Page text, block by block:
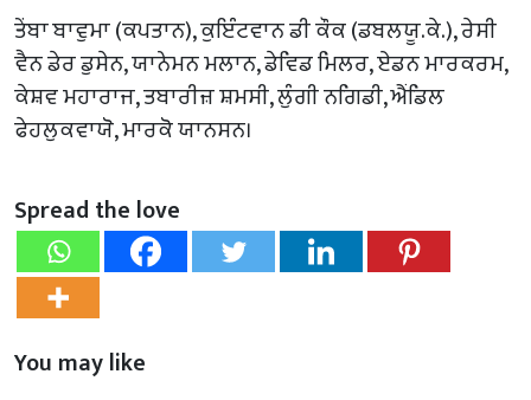
ਤੇਂਬਾ ਬਾਵੁਮਾ (ਕਪਤਾਨ), ਕੁਇੰਟਵਾਨ ਡੀ ਕੌਕ (ਡਬਲਯੂ.ਕੇ.), ਰੇਸੀ
ਵੈਨ ਡੇਰ ਡੁਸੇਨ, ਯਾਨੇਮਨ ਮਲਾਨ, ਡੇਵਿਡ ਮਿਲਰ, ਏਡਨ ਮਾਰਕਰਮ,
ਕੇਸ਼ਵ ਮਹਾਰਾਜ, ਤਬਾਰੀਜ਼ ਸ਼ਮਸੀ, ਲੁੰਗੀ ਨਗਿਡੀ, ਐਂਡਿਲ
ਫੇਹਲੁਕਵਾਯੋ, ਮਾਰਕੋ ਯਾਨਸਨ।
Spread the love
You may like